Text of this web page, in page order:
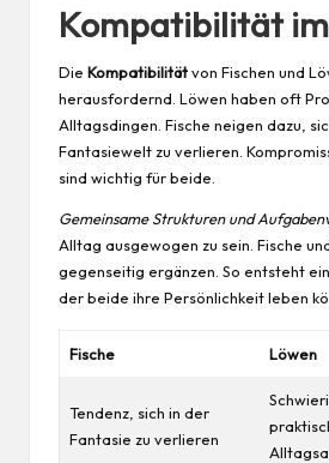
Kompatibilität
Die Kompatibilitätvon Fischen und
herausfordernd. Löwen haben oft
Alltagsdingen. Fische neigen dazu,
Fantasiewelt zu verlieren.
sind wichtig für beide.
Gemeinsame Strukturen und
Alltag ausgewogen zu sein. Fische
gegenseitig ergänzen. So entsteht
der beide ihre Persönlichkeit leben
Fische Löwen
Tendenz, sich in der
Fantasie zu verlieren